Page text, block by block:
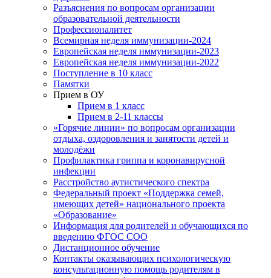
Разъяснения по вопросам организации
образовательной деятельности
Профессионалитет
Всемирная неделя иммунизации-2024
Европейская неделя иммунизации-2023
Европейская неделя иммунизации-2022
Поступление в 10 класс
Памятки
Прием в ОУ
Прием в 1 класс
Прием в 2-11 классы
«Горячие линии» по вопросам организации
отдыха, оздоровления и занятости детей и
молодёжи
Профилактика гриппа и коронавирусной
инфекции
Расстройство аутистического спектра
Федеральный проект «Поддержка семей,
имеющих детей» национального проекта
«Образование»
Информация для родителей и обучающихся по
введению ФГОС СОО
Дистанционное обучение
Контакты оказывающих психологическую
консультационную помощь родителям в